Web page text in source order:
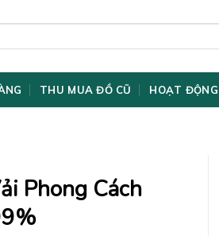
THU MUA ĐỒ CŨ HOẠT ĐỘNG
Phong Cách